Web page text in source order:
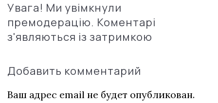
Увага! Ми увімкнули
премодерацію. Коментарі
з'являються із затримкою
Добавить комментарий
Ваш адрес email не будет опубликован.